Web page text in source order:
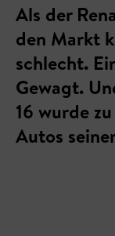
Als der
den Markt
schlecht.
Gewagt.
16 wurde
Autos